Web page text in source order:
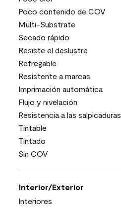
Poco contenido de COV
Multi-Substrate
Secado rápido
Resiste el deslustre
Refregable
Resistente a marcas
Imprimación automática
Flujo y nivelación
Resistencia a las salpicaduras
Tintable
Tintado
Sin COV
Interior/Exterior
Interiores